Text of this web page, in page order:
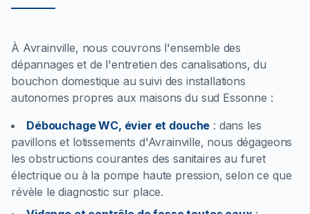
À Avrainville, nous couvrons l'ensemble des
dépannages et de l'entretien des canalisations, du
bouchon domestique au suivi des installations
autonomes propres aux maisons du sud Essonne :
Débouchage WC, évier et douche : dans les
pavillons et lotissements d'Avrainville, nous dégageons
les obstructions courantes des sanitaires au furet
électrique ou à la pompe haute pression, selon ce que
révèle le diagnostic sur place.